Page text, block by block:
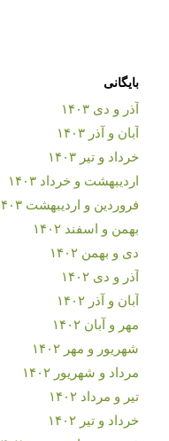
بایگانی
آذر و دی ۱۴۰۳
آبان و آذر ۱۴۰۳
خرداد و تیر ۱۴۰۳
اردیبهشت و خرداد ۱۴۰۳
فروردین و اردیبهشت ۱۴۰۳
بهمن و اسفند ۱۴۰۲
دی و بهمن ۱۴۰۲
آذر و دی ۱۴۰۲
آبان و آذر ۱۴۰۲
مهر و آبان ۱۴۰۲
شهریور و مهر ۱۴۰۲
مرداد و شهریور ۱۴۰۲
تیر و مرداد ۱۴۰۲
خرداد و تیر ۱۴۰۲